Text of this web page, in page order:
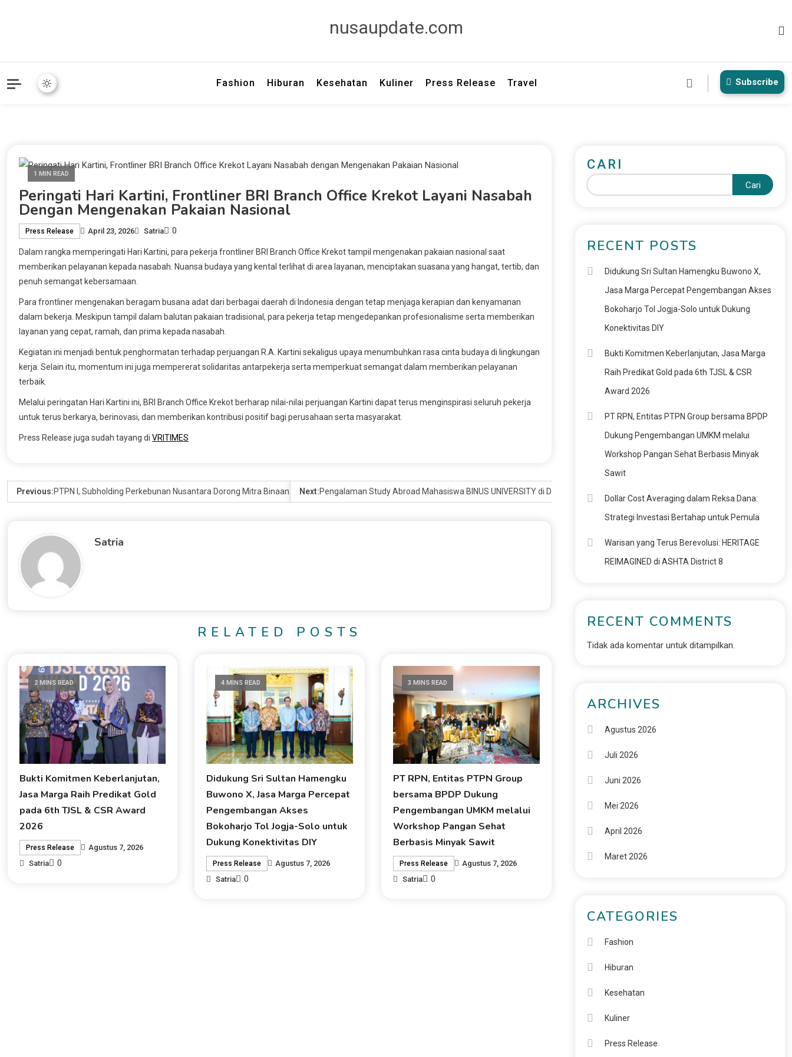
nusaupdate.com
Fashion Hiburan Kesehatan Kuliner Press Release Travel Subscribe
1 MIN READ
Peringati Hari Kartini, Frontliner BRI Branch Office Krekot Layani Nasabah
Dengan Mengenakan Pakaian Nasional
Press Release April 23, 2026 Satria 0
Dalam rangka memperingati Hari Kartini, para pekerja frontliner BRI Branch Office Krekot tampil mengenakan pakaian nasional saat
memberikan pelayanan kepada nasabah. Nuansa budaya yang kental terlihat di area layanan, menciptakan suasana yang hangat, tertib, dan
penuh semangat kebersamaan.
Para frontliner mengenakan beragam busana adat dari berbagai daerah di Indonesia dengan tetap menjaga kerapian dan kenyamanan
dalam bekerja. Meskipun tampil dalam balutan pakaian tradisional, para pekerja tetap mengedepankan profesionalisme serta memberikan
layanan yang cepat, ramah, dan prima kepada nasabah.
Kegiatan ini menjadi bentuk penghormatan terhadap perjuangan R.A. Kartini sekaligus upaya menumbuhkan rasa cinta budaya di lingkungan
kerja. Selain itu, momentum ini juga mempererat solidaritas antarpekerja serta memperkuat semangat dalam memberikan pelayanan
terbaik.
Melalui peringatan Hari Kartini ini, BRI Branch Office Krekot berharap nilai-nilai perjuangan Kartini dapat terus menginspirasi seluruh pekerja
untuk terus berkarya, berinovasi, dan memberikan kontribusi positif bagi perusahaan serta masyarakat.
Press Release juga sudah tayang di VRITIMES
Previous:PTPN I, Subholding Perkebunan Nusantara Dorong Mitra Binaan Tembus Kompetisi Kopi Dunia
Next:Pengalaman Study Abroad Mahasiswa BINUS UNIVERSITY di Dua Universitas Jepang
Satria
RELATED POSTS
2 MINS READ
Bukti Komitmen Keberlanjutan,
Jasa Marga Raih Predikat Gold
pada 6th TJSL & CSR Award
2026
Press Release
Agustus 7, 2026
Satria
0
4 MINS READ
Didukung Sri Sultan Hamengku
Buwono X, Jasa Marga Percepat
Pengembangan Akses
Bokoharjo Tol Jogja-Solo untuk
Dukung Konektivitas DIY
Press Release
Agustus 7, 2026
Satria
0
3 MINS READ
PT RPN, Entitas PTPN Group
bersama BPDP Dukung
Pengembangan UMKM melalui
Workshop Pangan Sehat
Berbasis Minyak Sawit
Press Release
Agustus 7, 2026
Satria
0
CARI
Cari
RECENT POSTS
Didukung Sri Sultan Hamengku Buwono X,
Jasa Marga Percepat Pengembangan Akses
Bokoharjo Tol Jogja-Solo untuk Dukung
Konektivitas DIY
Bukti Komitmen Keberlanjutan, Jasa Marga
Raih Predikat Gold pada 6th TJSL & CSR
Award 2026
PT RPN, Entitas PTPN Group bersama BPDP
Dukung Pengembangan UMKM melalui
Workshop Pangan Sehat Berbasis Minyak
Sawit
Dollar Cost Averaging dalam Reksa Dana:
Strategi Investasi Bertahap untuk Pemula
Warisan yang Terus Berevolusi: HERITAGE
REIMAGINED di ASHTA District 8
RECENT COMMENTS
Tidak ada komentar untuk ditampilkan.
ARCHIVES
Agustus 2026
Juli 2026
Juni 2026
Mei 2026
April 2026
Maret 2026
CATEGORIES
Fashion
Hiburan
Kesehatan
Kuliner
Press Release